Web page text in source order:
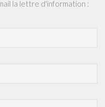
la lettre d'information :